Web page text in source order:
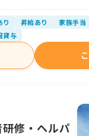
り 昇給あり 家族手当
貸与
研修・ヘルパ